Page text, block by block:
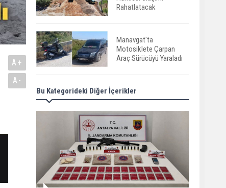
A+
A-
Rahatlatacak
Manavgat'ta
Motosiklete Çarpan
Araç Sürücüyü Yaraladı
Gazipaşa’da gürültü
terörü: 305 bin liralık
ceza
Serik'te Yangın Seralara
ve Mezarlığa Sıçradı
Bu Kategorideki Diğer İçerikler